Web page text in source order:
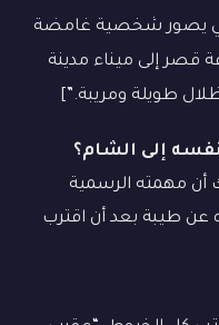
يصور شخصية غامضة
قصر إلى ميناء مدينة
طويلة ومريبة.”]
إلى الشام؟
أن مهمته الرسمية
عن طيبة بعد أن اقترب